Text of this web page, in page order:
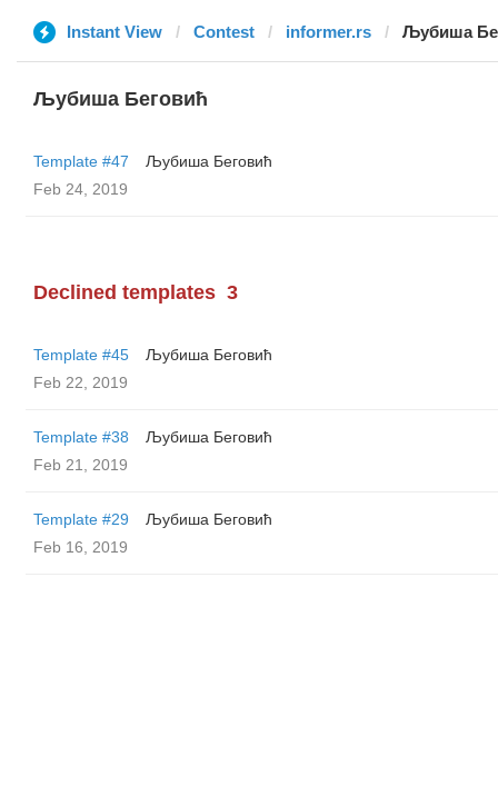
Instant View Contest informer.rs Љубиша
Љубиша Беговић
Template #47
Љубиша Беговић
Feb 24, 2019
Declined templates 3
Template #45
Љубиша Беговић
Feb 22, 2019
Template #38
Љубиша Беговић
Feb 21, 2019
Template #29
Љубиша Беговић
Feb 16, 2019